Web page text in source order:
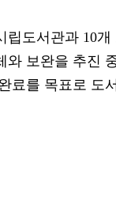
립도서관과 10
와 보완을 추진
료를 목표로 도